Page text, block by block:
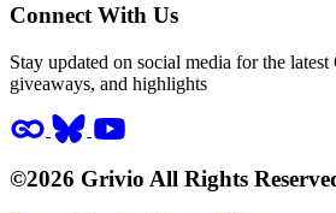
Connect With Us
Stay updated on social media for the
giveaways, and highlights
©2026 Grivio All Rights